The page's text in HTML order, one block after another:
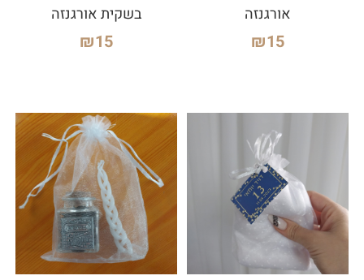
אורגנזה
₪15
בשקית אורגנזה
₪15